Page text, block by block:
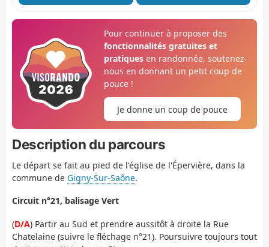
Pour continuer à proposer des
fonctionnalités gratuites et
pratiquesen randonnée, soutenez-
nous en donnant un petit coup de
pouce !
Je donne un coup de pouce
Description du parcours
Le départ se fait au pied de l'église de l'Épervière, dans la
commune de Gigny-Sur-Saône.
Circuit n°21, balisage Vert
(D/A) Partir au Sud et prendre aussitôt à droite la Rue
Chatelaine (suivre le fléchage n°21). Poursuivre toujours tout